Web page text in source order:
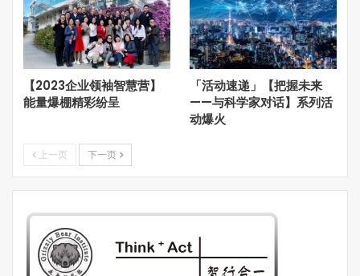
就业人口；在改革开放初期，又为中国对接全球工业体系提
供了大量优质劳动力。过去几年，以及未来的相当长一段时
间，城市化进程将继续，将有两三亿劳动人口需要寻找新的
就业方式，这部分人要向何处去？城市还是农村？
城市和农村其实都在发力：我们其实可以看到对城市发展的
策略已经在改变，原来是严格控制大城市，现在包括北上广
现在影响中国的三大城市群战略：首都圈、长江经济带和粤
港澳大湾区。首都圈之前一直发展得不理想，最近开始启动
雄安新区。为什么要做雄安，根本的问题还是要带动河北的
发展，要让央企的实力和科研能力带动周边区域的产业升
级，增强他们的制造能力，增强实业能力，同时真正在区域
范围内拉开骨架。
【2023企业领袖智慧营】
能量爆棚精彩纷呈
「活动速递」【把握未来
——与科学家对话】系列活
动爆火
上一页 下一页